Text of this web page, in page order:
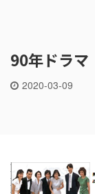
90年ドラマ
2020-03-09